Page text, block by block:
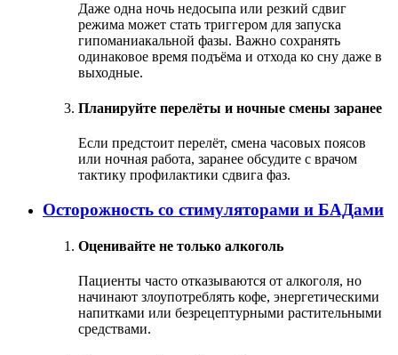
Даже одна ночь недосыпа или резкий сдвиг
режима может стать триггером для запуска
гипоманиакальной фазы. Важно сохранять
одинаковое время подъёма и отхода ко сну даже в
выходные.
Планируйте перелёты и ночные смены заранее
Если предстоит перелёт, смена часовых поясов
или ночная работа, заранее обсудите с врачом
тактику профилактики сдвига фаз.
Осторожность со стимуляторами и БАДами
Оценивайте не только алкоголь
Пациенты часто отказываются от алкоголя, но
начинают злоупотреблять кофе, энергетическими
напитками или безрецептурными растительными
средствами.